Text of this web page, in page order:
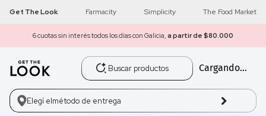
Get The Look Farmacity Simplicity The Food Market
6 cuotas sin interés todos los días con Galicia, a partir de $80.000
Buscar productos
Cargando...
Elegí elmétodo de entrega
1 get the look
2 máscara pestañas